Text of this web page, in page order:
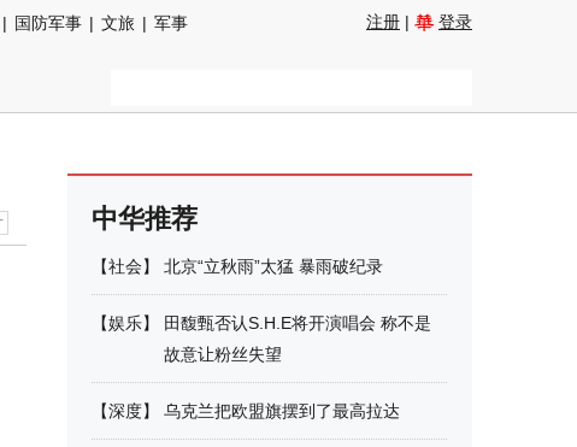
| 国防军事 | 文旅 | 军事
注册 | 登录
中华推荐
【社会】 北京“立秋雨”太猛 暴雨破纪录
【娱乐】
田馥甄否认S.H.E将开演唱会 称不是
故意让粉丝失望
【深度】 乌克兰把欧盟旗摆到了最高拉达